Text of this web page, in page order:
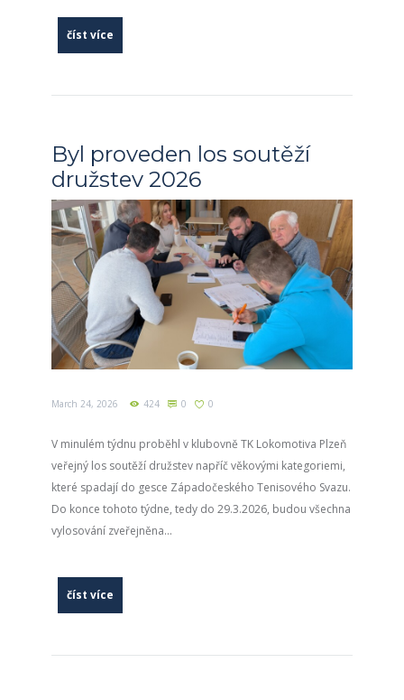
číst více
Byl proveden los soutěží
družstev 2026
March 24, 2026 424 0 0
V minulém týdnu proběhl v klubovně TK Lokomotiva Plzeň
veřejný los soutěží družstev napříč věkovými kategoriemi,
které spadají do gesce Západočeského Tenisového Svazu.
Do konce tohoto týdne, tedy do 29.3.2026, budou všechna
vylosování zveřejněna...
číst více